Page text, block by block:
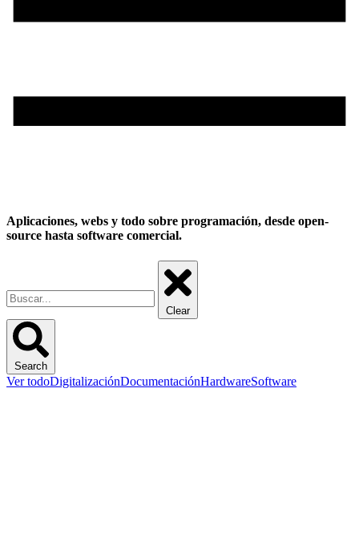
Aplicaciones, webs y todo sobre programación, desde open-
source hasta software comercial.
Clear
Search
Ver todoDigitalizaciónDocumentaciónHardwareSoftware